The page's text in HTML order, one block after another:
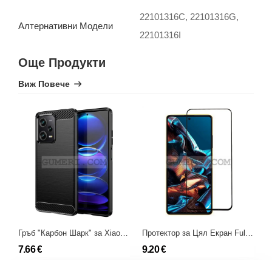
Алтернативни Модели
22101316C, 22101316G,
22101316I
Още Продукти
Виж Повече
7.66 € 9.20 €